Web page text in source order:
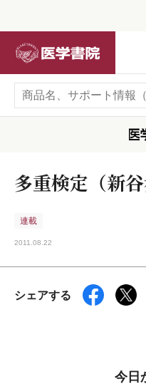
多重検定（新谷
連載
2011.08.22
シェアする
今日